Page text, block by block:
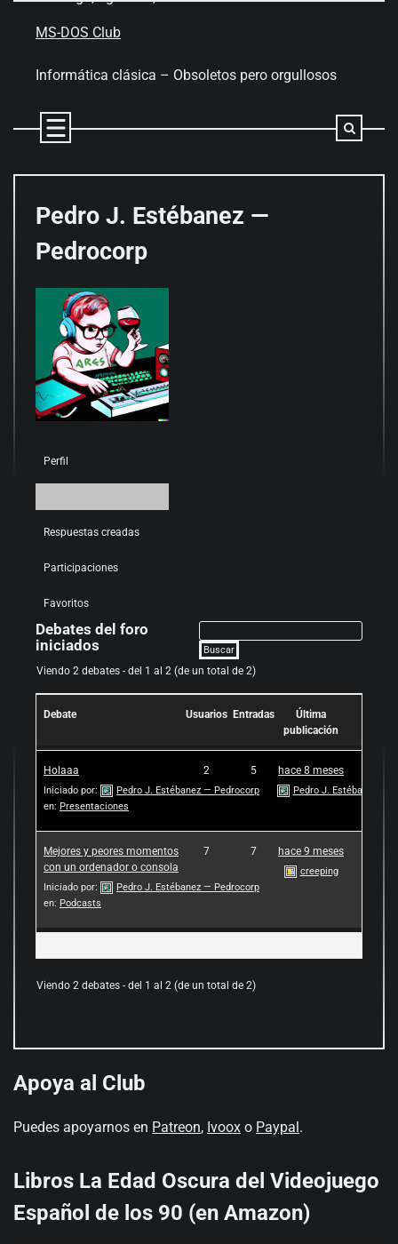
MS-DOS Club
Informática clásica – Obsoletos pero orgullosos
Pedro J. Estébanez —
Pedrocorp
Perfil
Respuestas creadas
Participaciones
Favoritos
Debates del foro
iniciados
Viendo 2 debates - del 1 al 2 (de un total de 2)
Debate Usuarios Entradas
Última
publicación
Holaaa
Iniciado por:
Pedro J. Estébanez — Pedrocorp
en: Presentaciones
2 5 hace 8 meses
Pedro J. Estébanez —
Mejores y peores momentos
con un ordenador o consola
Iniciado por:
Pedro J. Estébanez — Pedrocorp
en: Podcasts
7 7 hace 9 meses
creeping
Viendo 2 debates - del 1 al 2 (de un total de 2)
Apoya al Club
Puedes apoyarnos en Patreon, Ivoox o Paypal.
Libros La Edad Oscura del Videojuego
Español de los 90 (en Amazon)